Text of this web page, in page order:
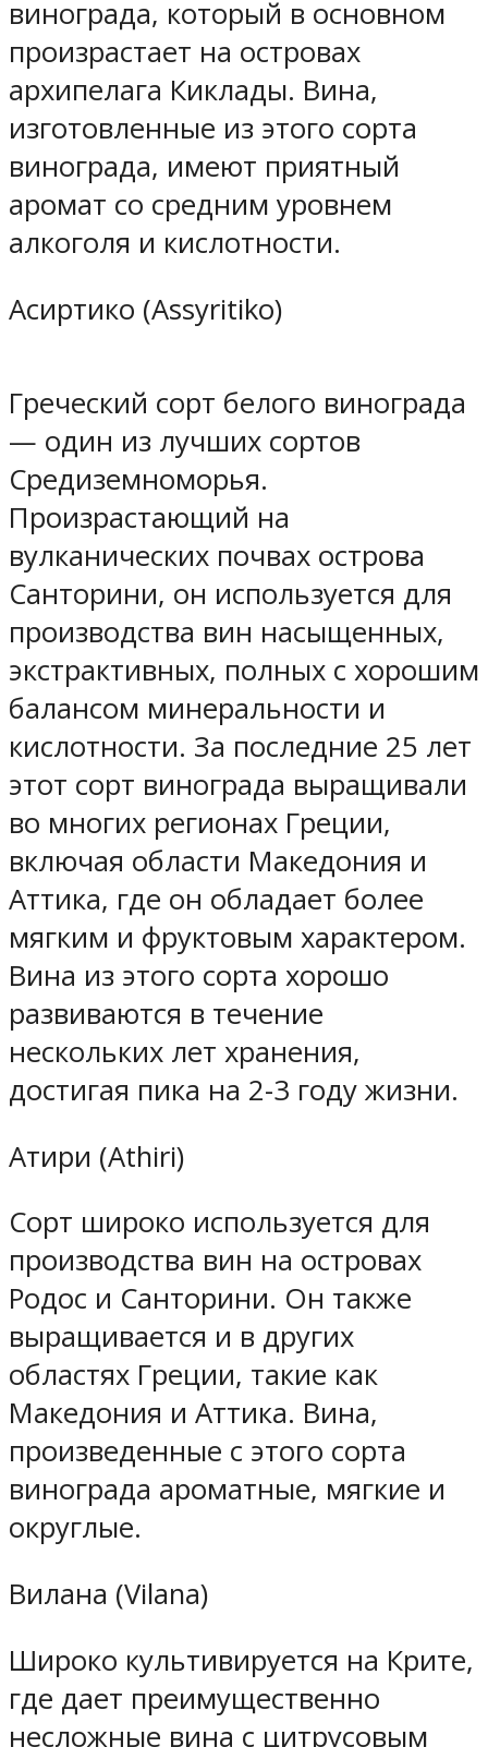
винограда, который в основном
произрастает на островах
архипелага Киклады. Вина,
изготовленные из этого сорта
винограда, имеют приятный
аромат со средним уровнем
алкоголя и кислотности.
Асиртико (Assyritiko)
Греческий сорт белого винограда
— один из лучших сортов
Средиземноморья.
Произрастающий на
вулканических почвах острова
Санторини, он используется для
производства вин насыщенных,
экстрактивных, полных с хорошим
балансом минеральности и
кислотности. За последние 25 лет
этот сорт винограда выращивали
во многих регионах Греции,
включая области Македония и
Аттика, где он обладает более
мягким и фруктовым характером.
Вина из этого сорта хорошо
развиваются в течение
нескольких лет хранения,
достигая пика на 2-3 году жизни.
Атири (Athiri)
Сорт широко используется для
производства вин на островах
Родос и Санторини. Он также
выращивается и в других
областях Греции, такие как
Македония и Аттика. Вина,
произведенные с этого сорта
винограда ароматные, мягкие и
округлые.
Вилана (Vilana)
Широко культивируется на Крите,
где дает преимущественно
несложные вина с цитрусовым